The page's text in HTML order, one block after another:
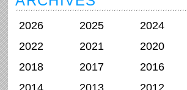
2026 2025 2024
2022
2021 2020
2018
2017 2016
2014
2013 2012